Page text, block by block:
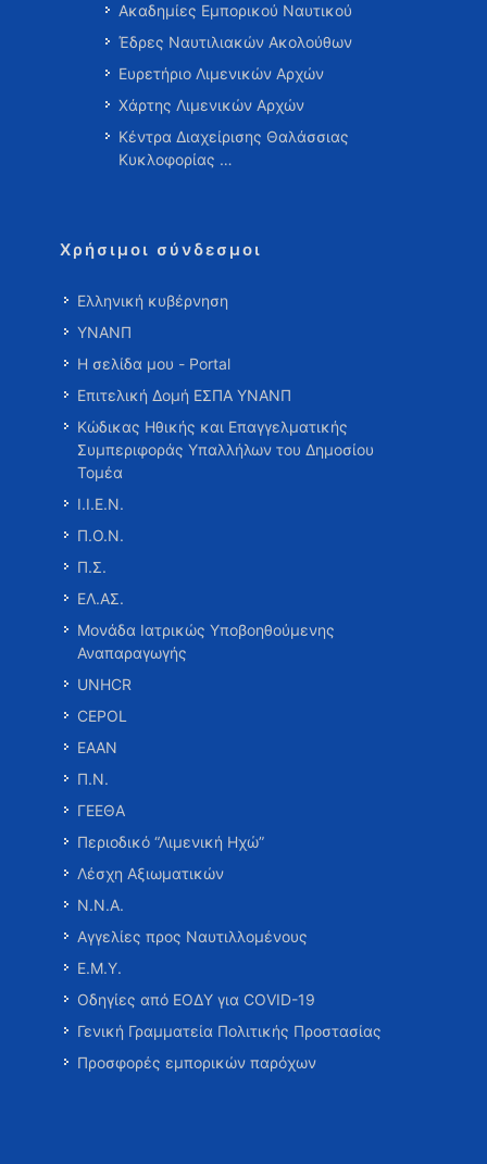
Ακαδημίες Εμπορικού Ναυτικού
Έδρες Ναυτιλιακών Ακολούθων
Ευρετήριο Λιμενικών Αρχών
Χάρτης Λιμενικών Αρχών
Κέντρα Διαχείρισης Θαλάσσιας
Κυκλοφορίας …
Χρήσιμοι σύνδεσμοι
Ελληνική κυβέρνηση
ΥΝΑΝΠ
Η σελίδα μου - Portal
Επιτελική Δομή ΕΣΠΑ ΥΝΑΝΠ
Κώδικας Ηθικής και Επαγγελματικής
Συμπεριφοράς Υπαλλήλων του Δημοσίου
Τομέα
Ι.Ι.Ε.Ν.
Π.Ο.Ν.
Π.Σ.
ΕΛ.ΑΣ.
Μονάδα Ιατρικώς Υποβοηθούμενης
Αναπαραγωγής
UNHCR
CEPOL
ΕΑΑΝ
Π.Ν.
ΓΕΕΘΑ
Περιοδικό “Λιμενική Ηχώ”
Λέσχη Αξιωματικών
Ν.Ν.Α.
Αγγελίες προς Ναυτιλλομένους
Ε.Μ.Υ.
Οδηγίες από ΕΟΔΥ για COVID-19
Γενική Γραμματεία Πολιτικής Προστασίας
Προσφορές εμπορικών παρόχων